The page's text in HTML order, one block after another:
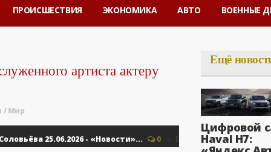
ПРОИСШЕСТВИЯ ЭКОНОМИКА АВТО ВОЕННЫЕ
артиста актеру
/Мир
25.06.2026 - «Новости»... 0 Военные действия Об
Ещё
Цифровой
Haval H7: